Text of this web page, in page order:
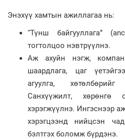
Энэхүү хамтын ажиллагаа нь:
“Түнш байгууллага”
тогтолцоо нэвтрүүлнэ.
Аж ахуйн нэгж,
шаардлага, цаг
агуулга,
Санхүүжилт, хөрөнгө
хэрэгжүүлнэ. Ингэснээр
хэрэгцээнд нийцсэн
бэлтгэх боломж бүрдэнэ.